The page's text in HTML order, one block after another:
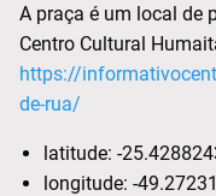
A praça é um local de
Centro Cultural
https://
de-rua/
latitude: -
longitude: -